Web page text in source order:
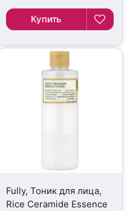
Купить
Fully, Тоник для лица,
Rice Ceramide Essence